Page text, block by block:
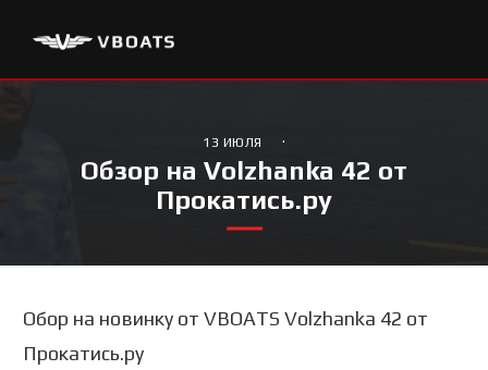
13 ИЮЛЯ ·
Обзор на Volzhanka 42 от
Прокатись.ру
Обор на новинку от VBOATS Volzhanka 42 от
Прокатись.ру